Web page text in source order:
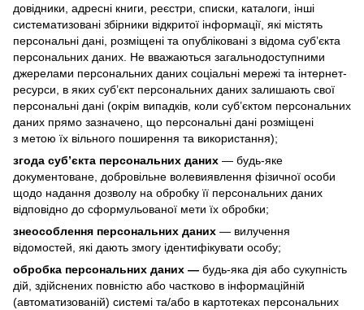
довідники, адресні книги, реєстри, списки, каталоги, інші
систематизовані збірники відкритої інформації, які містять
персональні дані, розміщені та опубліковані з відома суб’єкта
персональних даних. Не вважаються загальнодоступними
джерелами персональних даних соціальні мережі та інтернет-
ресурси, в яких суб’єкт персональних даних залишають свої
персональні дані (окрім випадків, коли суб’єктом персональних
даних прямо зазначено, що персональні дані розміщені
з метою їх вільного поширення та використання);
згода суб’єкта персональних даних — будь-яке
документоване, добровільне волевиявлення фізичної особи
щодо надання дозволу на обробку її персональних даних
відповідно до сформульованої мети їх обробки;
знеособлення персональних даних — вилучення
відомостей, які дають змогу ідентифікувати особу;
обробка персональних даних — будь-яка дія або сукупність
дій, здійснених повністю або частково в інформаційній
(автоматизованій) системі та/або в картотеках персональних